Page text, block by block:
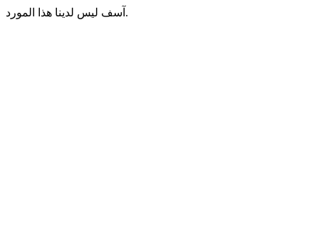
آسف ليس لدينا هذا المورد.